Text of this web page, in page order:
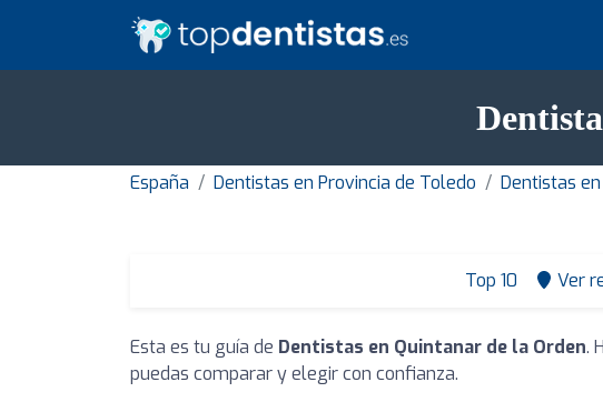
España Dentistas en Provincia de Toledo Dentistas
Top 10 Ver
Esta es tu guía de Dentistas en Quintanar de la Orden.
puedas comparar y elegir con confianza.